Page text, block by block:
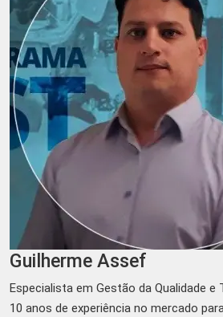
Guilherme Assef
Especialista em Gestão da Qualidade
10 anos de experiência no mercado